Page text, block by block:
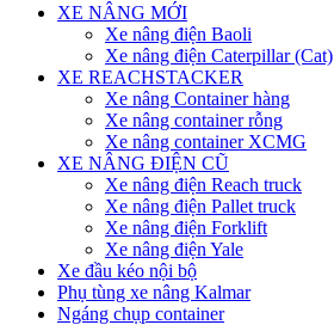
XE NÂNG MỚI
Xe nâng điện Baoli
Xe nâng điện Caterpillar (Cat)
XE REACHSTACKER
Xe nâng Container hàng
Xe nâng container rỗng
Xe nâng container XCMG
XE NÂNG ĐIỆN CŨ
Xe nâng điện Reach truck
Xe nâng điện Pallet truck
Xe nâng điện Forklift
Xe nâng điện Yale
Xe đầu kéo nội bộ
Phụ tùng xe nâng Kalmar
Ngáng chụp container